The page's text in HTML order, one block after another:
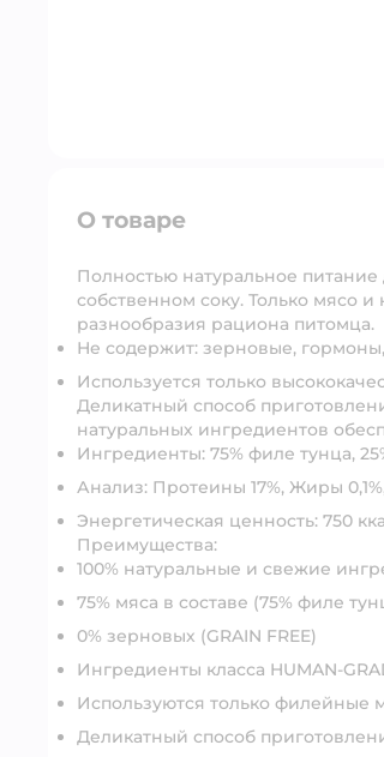
О товаре
Полностью натуральное
собственном соку. Только мясо
разнообразия рациона питомца.
Не содержит: зерновые,
Используется только
Деликатный способ
натуральных ингредиентов
Ингредиенты: 75% филе тунца,
Анализ: Протеины 17%, Жиры 0,1%,
Энергетическая ценность: 750
Преимущества:
100% натуральные и свежие
75% мяса в составе (75% филе
0% зерновых (GRAIN FREE)
Ингредиенты класса HUMAN-
Используются только филейные
Деликатный способ